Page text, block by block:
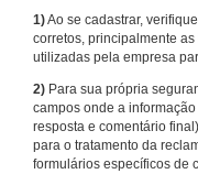
1)Ao se cadastrar,
corretos, principalmente
utilizadas pela empresa
2) Para sua própria
campos onde a
resposta e comentário
para o tratamento da
formulários específicos de